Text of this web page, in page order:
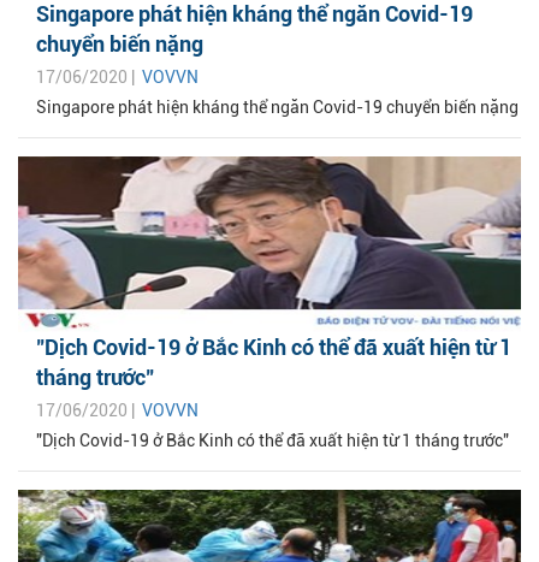
Singapore phát hiện kháng thể ngăn Covid-19
chuyển biến nặng
17/06/2020 | VOVVN
Singapore phát hiện kháng thể ngăn Covid-19 chuyển biến nặng
"Dịch Covid-19 ở Bắc Kinh có thể đã xuất hiện từ 1
tháng trước"
17/06/2020 | VOVVN
"Dịch Covid-19 ở Bắc Kinh có thể đã xuất hiện từ 1 tháng trước"